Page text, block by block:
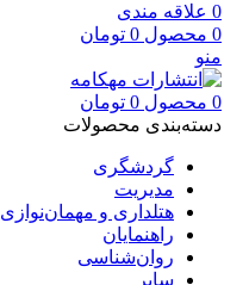
0 علاقه مندی
0 محصول 0 تومان
منو
0 محصول 0 تومان
دسته‌بندی محصولات
گردشگری
مدیریت
هتلداری و مهمان‌نوازی
راهنمایان
روان‌شناسی
سایر